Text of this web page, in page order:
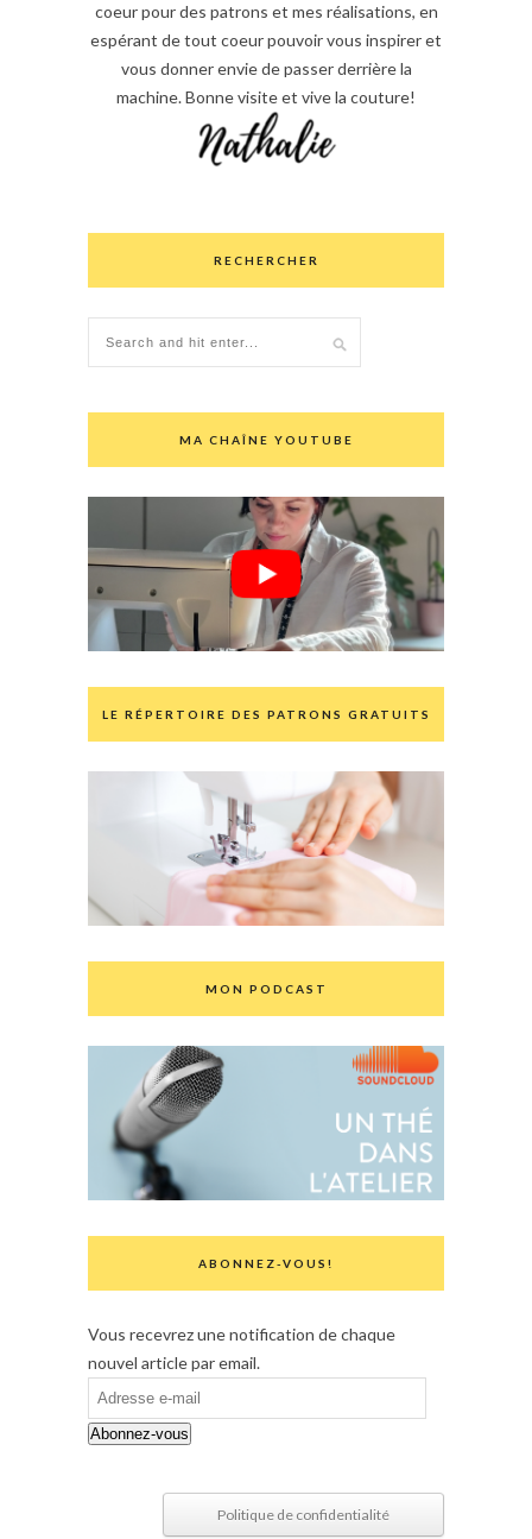
coeur pour des patrons et mes réalisations, en
espérant de tout coeur pouvoir vous inspirer et
vous donner envie de passer derrière la
machine. Bonne visite et vive la couture!
RECHERCHER
MA CHAÎNE YOUTUBE
LE RÉPERTOIRE DES PATRONS GRATUITS
MON PODCAST
ABONNEZ-VOUS!
Vous recevrez une notification de chaque
nouvel article par email.
Adresse
e-
mail
Abonnez-vous
Politique de confidentialité